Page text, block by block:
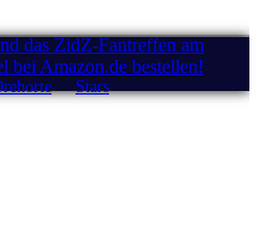
das ZidZ-Fantreffen am
bei Amazon.de bestellen!
Stars